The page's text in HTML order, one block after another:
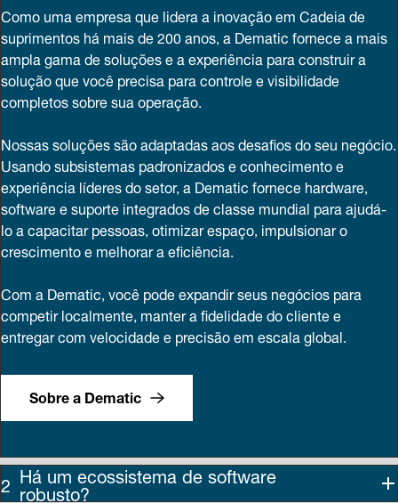
Como uma empresa que lidera a inovação em Cadeia de
suprimentos há mais de 200 anos, a Dematic fornece a mais
ampla gama de soluções e a experiência para construir a
solução que você precisa para controle e visibilidade
completos sobre sua operação.
Nossas soluções são adaptadas aos desafios do seu negócio.
Usando subsistemas padronizados e conhecimento e
experiência líderes do setor, a Dematic fornece hardware,
software e suporte integrados de classe mundial para ajudá-
lo a capacitar pessoas, otimizar espaço, impulsionar o
crescimento e melhorar a eficiência.
Com a Dematic, você pode expandir seus negócios para
competir localmente, manter a fidelidade do cliente e
entregar com velocidade e precisão em escala global.
Sobre a Dematic
Há um ecossistema de software
robusto?